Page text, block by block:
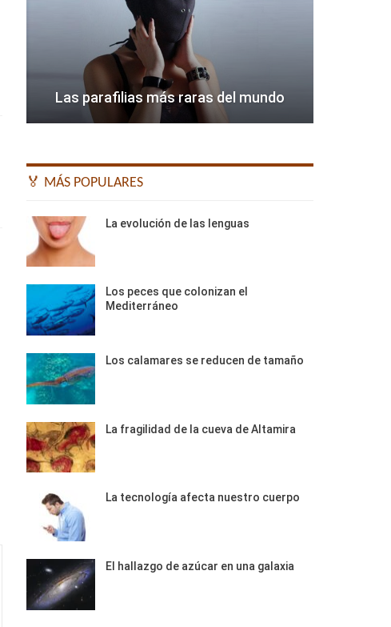
Las parafilias más raras del mundo
🏅 MÁS POPULARES
La evolución de las lenguas
Los peces que colonizan el
Mediterráneo
Los calamares se reducen de tamaño
La fragilidad de la cueva de Altamira
La tecnología afecta nuestro cuerpo
El hallazgo de azúcar en una galaxia